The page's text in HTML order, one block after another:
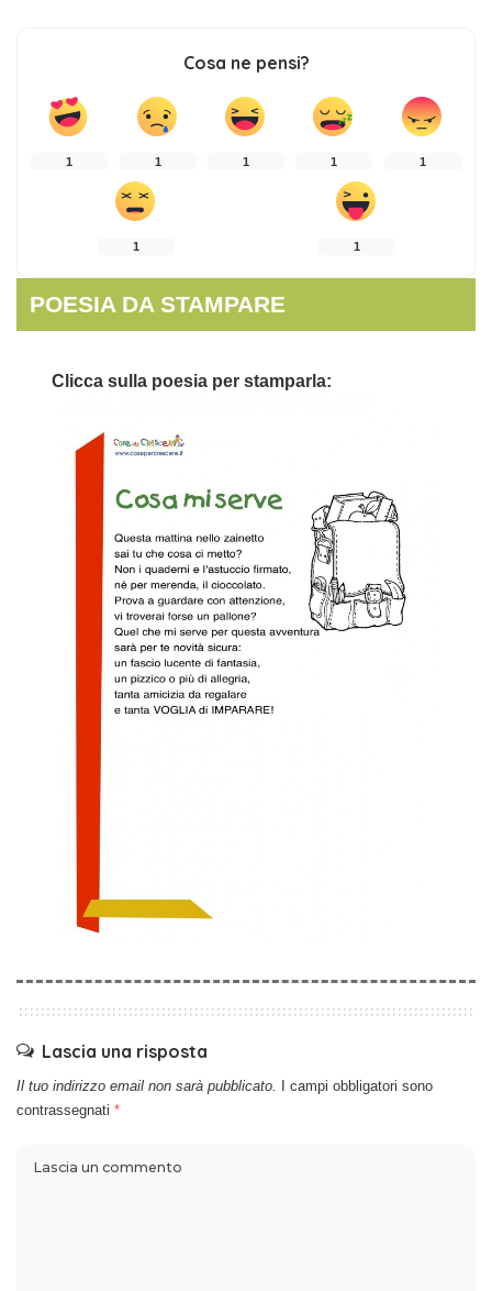
Cosa ne pensi?
1 1 1 1 1
1 1
POESIA DA STAMPARE
Clicca sulla poesia per stamparla:
Lascia una risposta
Il tuo indirizzo email non sarà pubblicato.
I campi obbligatori sono
contrassegnati *